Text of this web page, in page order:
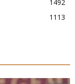
1492
1113